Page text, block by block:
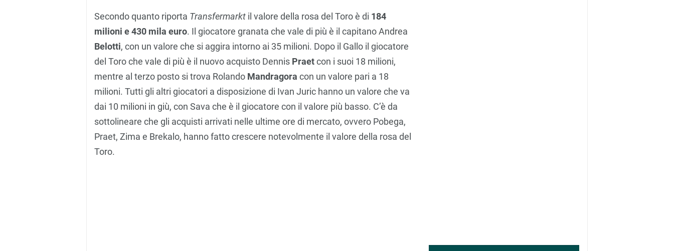
Secondo quanto riporta Transfermarkt il valore della rosa del Toro è di 184
milioni e 430 mila euro. Il giocatore granata che vale di più è il capitano Andrea
Belotti, con un valore che si aggira intorno ai 35 milioni. Dopo il Gallo il giocatore
del Toro che vale di più è il nuovo acquisto Dennis Praetcon i suoi 18 milioni,
mentre al terzo posto si trova Rolando Mandragora con un valore pari a 18
milioni. Tutti gli altri giocatori a disposizione di Ivan Juric hanno un valore che va
dai 10 milioni in giù, con Sava che è il giocatore con il valore più basso. C’è da
sottolineare che gli acquisti arrivati nelle ultime ore di mercato, ovvero Pobega,
Praet, Zima e Brekalo, hanno fatto crescere notevolmente il valore della rosa del
Toro.